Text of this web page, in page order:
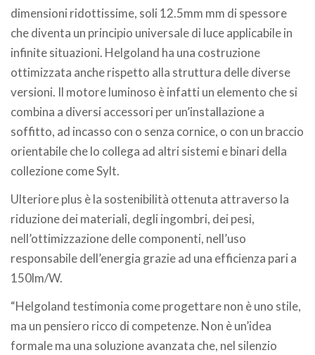
dimensioni ridottissime, soli 12.5mm mm di spessore
che diventa un principio universale di luce applicabile in
infinite situazioni. Helgoland ha una costruzione
ottimizzata anche rispetto alla struttura delle diverse
versioni. Il motore luminoso è infatti un elemento che si
combina a diversi accessori per un’installazione a
soffitto, ad incasso con o senza cornice, o con un braccio
orientabile che lo collega ad altri sistemi e binari della
collezione come Sylt.
Ulteriore plus è la sostenibilità ottenuta attraverso la
riduzione dei materiali, degli ingombri, dei pesi,
nell’ottimizzazione delle componenti, nell’uso
responsabile dell’energia grazie ad una efficienza pari a
150lm/W.
“Helgoland testimonia come progettare non è uno stile,
ma un pensiero ricco di competenze. Non è un’idea
formale ma una soluzione avanzata che, nel silenzio